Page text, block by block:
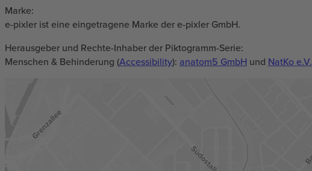
Marke:
e-pixler ist eine eingetragene Marke der e-pixler GmbH.
Herausgeber und Rechte-Inhaber der Piktogramm-Serie:
Menschen & Behinderung (Accessibility): anatom5 GmbH und NatKo e.V.